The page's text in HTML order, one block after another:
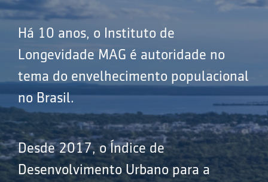
Há 10 anos, o Instituto de
Longevidade MAG é autoridade no
tema do envelhecimento populacional
no Brasil.
Desde 2017, o Índice de
Desenvolvimento Urbano para a